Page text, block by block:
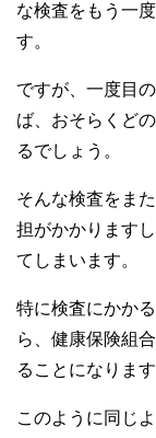
な検査をもう一
す。
ですが、一度目
ば、おそらくど
るでしょう。
そんな検査をま
担がかかります
てしまいます。
特に検査にかか
ら、健康保険組
ることになります
このように同じ